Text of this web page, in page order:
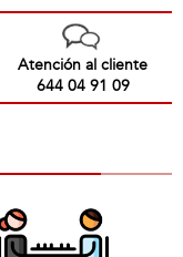
Atención al cliente
644 04 91 09